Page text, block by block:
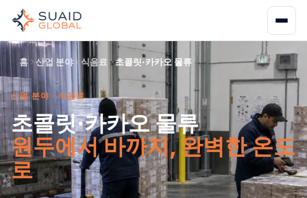
홈 산업 분야 식음료 초콜릿·카카오 물류
산업 분야 · 식음료
초콜릿·카카오 물류
원두에서 바까지, 완벽한 온도
로